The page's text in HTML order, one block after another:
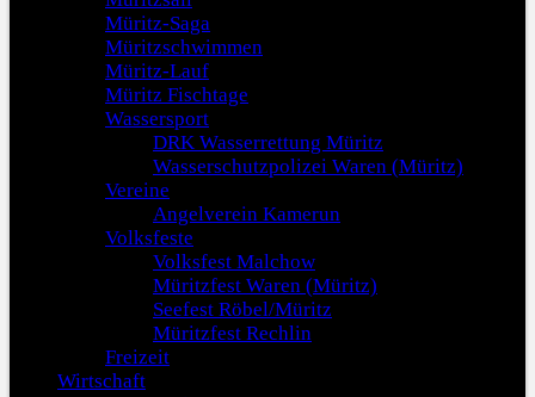
Müritz-Saga
Müritzschwimmen
Müritz-Lauf
Müritz Fischtage
Wassersport
DRK Wasserrettung Müritz
Wasserschutzpolizei Waren (Müritz)
Vereine
Angelverein Kamerun
Volksfeste
Volksfest Malchow
Müritzfest Waren (Müritz)
Seefest Röbel/Müritz
Müritzfest Rechlin
Freizeit
Wirtschaft